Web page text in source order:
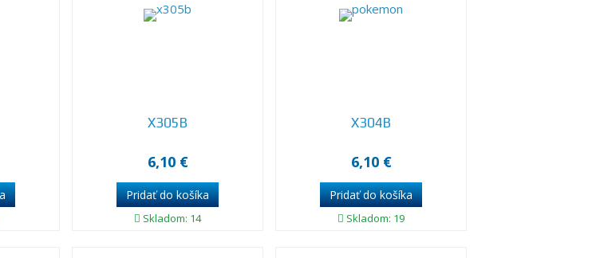
X305B
6,10 €
Skladom: 14
X304B
6,10 €
Skladom: 19